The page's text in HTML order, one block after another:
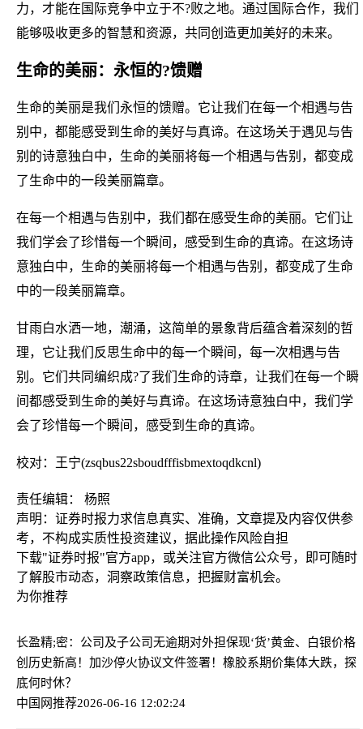
力，才能在国际竞争中立于不?败之地。通过国际合作，我们
能够吸收更多的智慧和资源，共同创造更加美好的未来。
生命的美丽：永恒的?馈赠
生命的美丽是我们永恒的馈赠。它让我们在每一个相遇与告
别中，都能感受到生命的美好与真谛。在这场关于遇见与告
别的诗意独白中，生命的美丽将每一个相遇与告别，都变成
了生命中的一段美丽篇章。
在每一个相遇与告别中，我们都在感受生命的美丽。它们让
我们学会了珍惜每一个瞬间，感受到生命的真谛。在这场诗
意独白中，生命的美丽将每一个相遇与告别，都变成了生命
中的一段美丽篇章。
甘雨白水洒一地，潮涌，这简单的景象背后蕴含着深刻的哲
理，它让我们反思生命中的每一个瞬间，每一次相遇与告
别。它们共同编织成?了我们生命的诗章，让我们在每一个瞬
间都感受到生命的美好与真谛。在这场诗意独白中，我们学
会了珍惜每一个瞬间，感受到生命的真谛。
校对：王宁(zsqbus22sboudfffisbmextoqdkcnl)
责任编辑： 杨照
声明：证券时报力求信息真实、准确，文章提及内容仅供参
考，不构成实质性投资建议，据此操作风险自担
下载"证券时报"官方app，或关注官方微信公众号，即可随时
了解股市动态，洞察政策信息，把握财富机会。
为你推荐
长盈精;密：公司及子公司无逾期对外担保现‘货’黄金、白银价格
创历史新高！加沙停火协议文件签署！橡胶系期价集体大跌，探
底何时休？
中国网推荐2026-06-16 12:02:24